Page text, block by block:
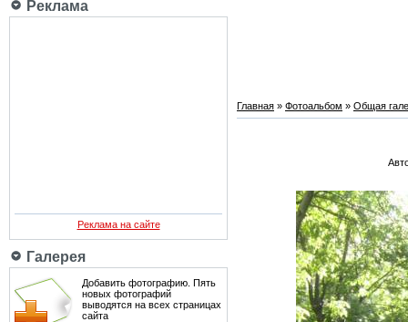
Реклама
Реклама на сайте
Галерея
Добавить фотографию. Пять
новых фотографий
выводятся на всех страницах
сайта
Главная » Фотоальбом » Общая